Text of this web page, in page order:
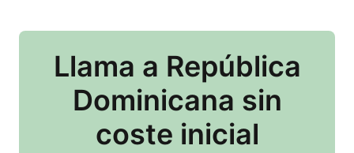
Llama a República
Dominicana sin
coste inicial